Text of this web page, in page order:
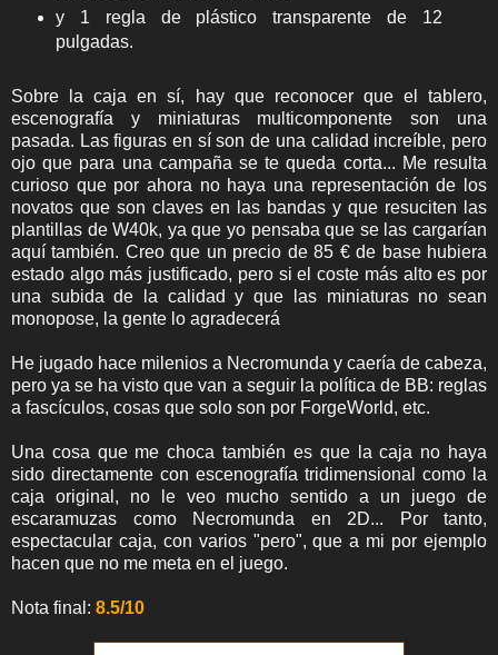
y 1 regla de plástico transparente de 12
pulgadas.
Sobre la caja en sí, hay que reconocer que el tablero,
escenografía y miniaturas multicomponente son una
pasada. Las figuras en sí son de una calidad increíble, pero
ojo que para una campaña se te queda corta... Me resulta
curioso que por ahora no haya una representación de los
novatos que son claves en las bandas y que resuciten las
plantillas de W40k, ya que yo pensaba que se las cargarían
aquí también. Creo que un precio de 85 € de base hubiera
estado algo más justificado, pero si el coste más alto es por
una subida de la calidad y que las miniaturas no sean
monopose, la gente lo agradecerá
He jugado hace milenios a Necromunda y caería de cabeza,
pero ya se ha visto que van a seguir la política de BB: reglas
a fascículos, cosas que solo son por ForgeWorld, etc.
Una cosa que me choca también es que la caja no haya
sido directamente con escenografía tridimensional como la
caja original, no le veo mucho sentido a un juego de
escaramuzas como Necromunda en 2D... Por tanto,
espectacular caja, con varios "pero", que a mi por ejemplo
hacen que no me meta en el juego.
Nota final: 8.5/10